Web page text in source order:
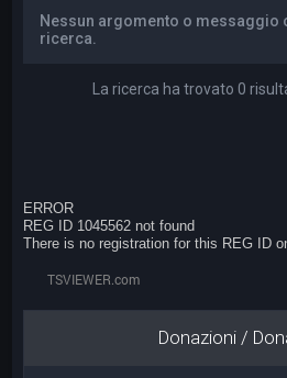
Nessun argomento o messaggio
ricerca.
La ricerca ha trovato 0
ERROR
REG ID 1045562 not found
There is no registration for this REG ID
Donazioni /